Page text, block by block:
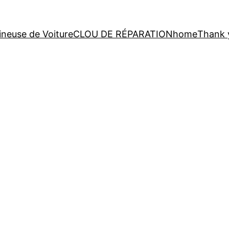
de VoitureCLOU DE RÉPARATIONhomeThank